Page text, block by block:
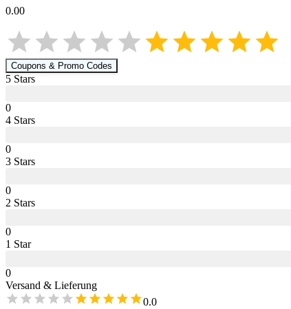
0.00
Coupons & Promo Codes
5 Stars
0
4 Stars
0
3 Stars
0
2 Stars
0
1 Star
0
Versand & Lieferung
0.0